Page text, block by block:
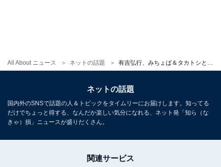
All About ニュース ネットの話題
ネットの話題
国内外のSNSで話題の人＆トピックをタイムリーにお届けします。知ってる
だけでちょっと得する、なんだか楽しい気分になれる、ネット発「知ら（な
きゃ）損」ニュースが盛りだくさん。
関連サービス